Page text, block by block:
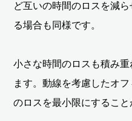
ど互いの時間のロスを減
る場合も同様です。
小さな時間のロスも積み
ます。動線を考慮したオ
のロスを最小限にすること